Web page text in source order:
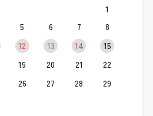
1
5 6 7
8
12 13 14
15
19 20 21
22
26 27 28
29